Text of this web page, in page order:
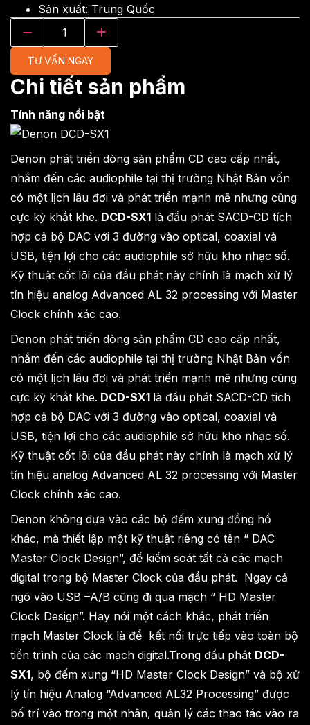
Sản xuất: Trung Quốc
TƯ VẤN NGAY
Chi tiết sản phẩm
Tính năng nổi bật
Denon phát triển dòng sản phẩm CD cao cấp nhất,
nhắm đến các audiophile tại thị trường Nhật Bản vốn
có một lịch lâu đơi và phát triển mạnh mẽ nhưng cũng
cực kỳ khắt khe. DCD-SX1 là đầu phát SACD-CD tích
hợp cả bộ DAC với 3 đường vào optical, coaxial và
USB, tiện lợi cho các audiophile sở hữu kho nhạc số.
Kỹ thuật cốt lõi của đầu phát này chính là mạch xử lý
tín hiệu analog Advanced AL 32 processing với Master
Clock chính xác cao.
Denon phát triển dòng sản phẩm CD cao cấp nhất,
nhắm đến các audiophile tại thị trường Nhật Bản vốn
có một lịch lâu đơi và phát triển mạnh mẽ nhưng cũng
cực kỳ khắt khe. DCD-SX1 là đầu phát SACD-CD tích
hợp cả bộ DAC với 3 đường vào optical, coaxial và
USB, tiện lợi cho các audiophile sở hữu kho nhạc số.
Kỹ thuật cốt lõi của đầu phát này chính là mạch xử lý
tín hiệu analog Advanced AL 32 processing với Master
Clock chính xác cao.
Denon không dựa vào các bộ đếm xung đồng hồ
khác, mà thiết lập một kỹ thuật riêng có tên “ DAC
Master Clock Design”, để kiểm soát tất cả các mạch
digital trong bộ Master Clock của đầu phát. Ngay cả
ngõ vào USB –A/B cũng đi qua mạch “ HD Master
Clock Design”. Hay nói một cách khác, phát triển
mạch Master Clock là để kết nối trực tiếp vào toàn bộ
tiến trình của các mạch digital.Trong đầu phát DCD-
SX1, bộ đếm xung “HD Master Clock Design” và bộ xử
lý tín hiệu Analog “Advanced AL32 Processing” được
bố trí vào trong một nhân, quản lý các thao tác vào ra